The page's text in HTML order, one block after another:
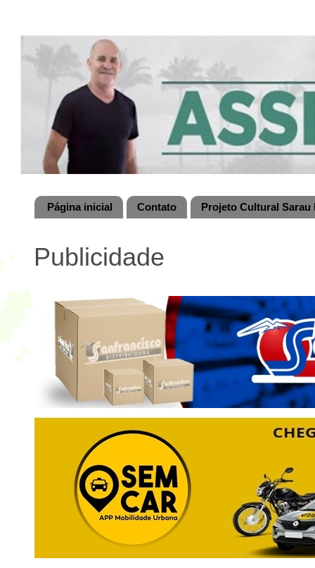
Página inicial Contato Projeto Cultural
Publicidade